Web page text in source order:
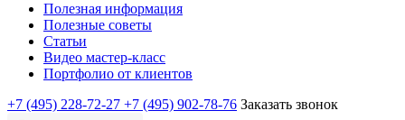
Полезная информация
Полезные советы
Статьи
Видео мастер-класс
Портфолио от клиентов
+7 (495) 228-72-27 +7 (495) 902-78-76 Заказать звонок